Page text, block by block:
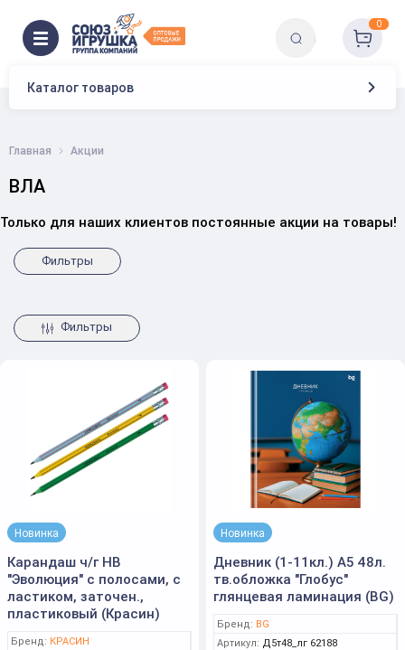
Каталог товаров
0
Главная Акции
ВЛА
Только для наших клиентов постоянные акции на товары!
Фильтры
Фильтры
Новинка
Карандаш ч/г HB
"Эволюция" с полосами, с
ластиком, заточен.,
пластиковый (Красин)
Бренд: КРАСИН
Новинка
Дневник (1-11кл.) А5 48л.
тв.обложка "Глобус"
глянцевая ламинация (BG)
Бренд: BG
Артикул: Д5т48_лг 62188